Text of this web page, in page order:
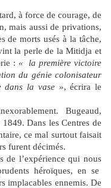
à force de courage, de
mais aussi de privations,
de morts usés à la tâche,
la perle de la Mitidja et
: « la première victoire
du génie colonisateur
dans la vase », écrira le
Bugeaud,
Dans les Centres de
ce mal surtout faisait
furent décimés.
de l’expérience qui nous
héroïques, en se
implacables ennemis. De